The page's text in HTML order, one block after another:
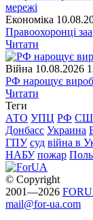
Економіка
Правоохоронці
Читати
Війна 10.08.2026
РФ нарощує
Читати
Теги
АТО УПЦ РФ
Донбасс Украина
ГПУ суд війна в
НАБУ пожар
© Copyright
2001—2026
mail@for-ua.com